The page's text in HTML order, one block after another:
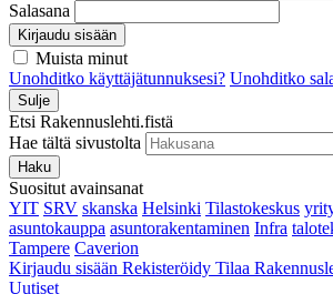
Salasana
Kirjaudu sisään
Muista minut
Unohditko käyttäjätunnuksesi? Unohditko
Sulje
Etsi Rakennuslehti.fistä
Hae tältä sivustolta
Haku
Suositut avainsanat
YIT SRV skanska Helsinki Tilastokeskus
asuntokauppa asuntorakentaminen Infra
Tampere Caverion
Kirjaudu sisään Rekisteröidy Tilaa
Uutiset